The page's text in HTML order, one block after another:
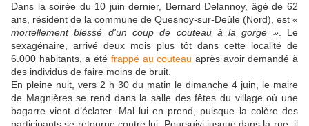
Dans la soirée du 10 juin dernier, Bernard Delannoy, âgé de 62
ans, résident de la commune de Quesnoy-sur-Deûle (Nord), est «
mortellement blessé d'un coup de couteau à la gorge ». Le
sexagénaire, arrivé deux mois plus tôt dans cette localité de
6.000 habitants, a été frappé au couteau après avoir demandé à
des individus de faire moins de bruit.
En pleine nuit, vers 2 h 30 du matin le dimanche 4 juin, le maire
de Magnières se rend dans la salle des fêtes du village où une
bagarre vient d’éclater. Mal lui en prend, puisque la colère des